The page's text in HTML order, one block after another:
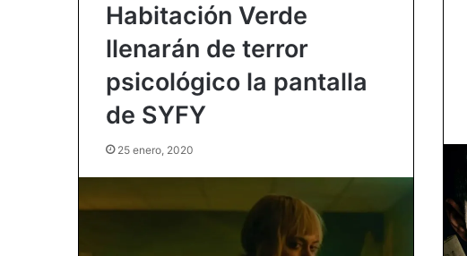
Habitación Verde
llenarán de terror
psicológico la pantalla
de SYFY
25 enero, 2020